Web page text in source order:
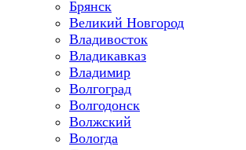
Брянск
Великий Новгород
Владивосток
Владикавказ
Владимир
Волгоград
Волгодонск
Волжский
Вологда